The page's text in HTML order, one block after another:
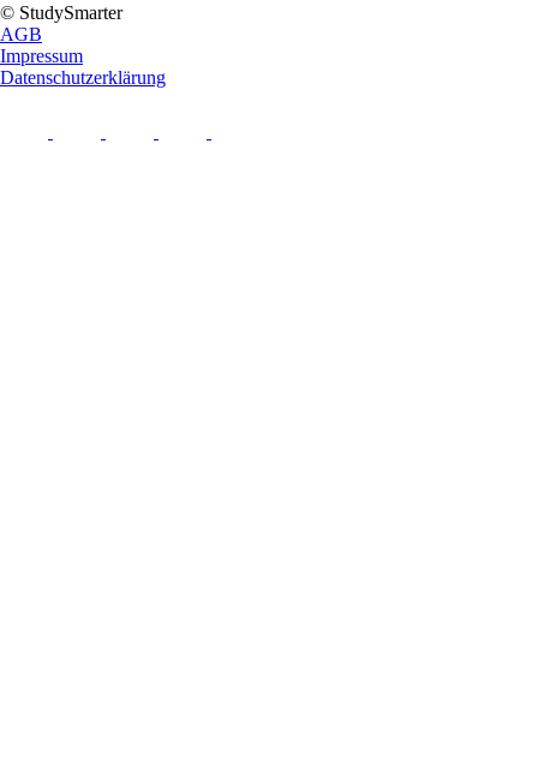
© StudySmarter
AGB
Impressum
Datenschutzerklärung